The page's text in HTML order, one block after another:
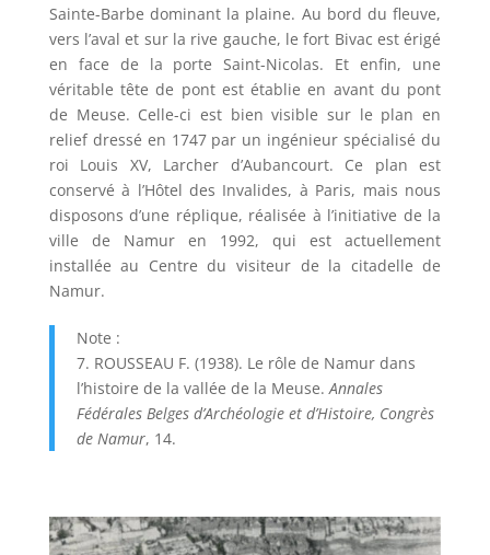
Sainte-Barbe dominant la plaine. Au bord du fleuve,
vers l’aval et sur la rive gauche, le fort Bivac est érigé
en face de la porte Saint-Nicolas. Et enfin, une
véritable tête de pont est établie en avant du pont
de Meuse. Celle-ci est bien visible sur le plan en
relief dressé en 1747 par un ingénieur spécialisé du
roi Louis XV, Larcher d’Aubancourt. Ce plan est
conservé à l’Hôtel des Invalides, à Paris, mais nous
disposons d’une réplique, réalisée à l’initiative de la
ville de Namur en 1992, qui est actuellement
installée au Centre du visiteur de la citadelle de
Namur.
Note :
7. ROUSSEAU F. (1938). Le rôle de Namur dans
l’histoire de la vallée de la Meuse.Annales
Fédérales Belges d’Archéologie et d’Histoire, Congrès
de Namur, 14.